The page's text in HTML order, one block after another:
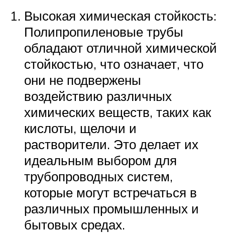
Высокая химическая стойкость:
Полипропиленовые трубы
обладают отличной химической
стойкостью, что означает, что
они не подвержены
воздействию различных
химических веществ, таких как
кислоты, щелочи и
растворители. Это делает их
идеальным выбором для
трубопроводных систем,
которые могут встречаться в
различных промышленных и
бытовых средах.